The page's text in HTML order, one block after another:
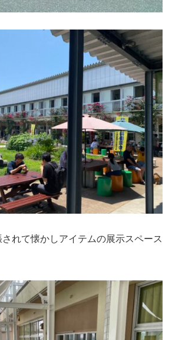
れて懐かしアイテムの展示スペース